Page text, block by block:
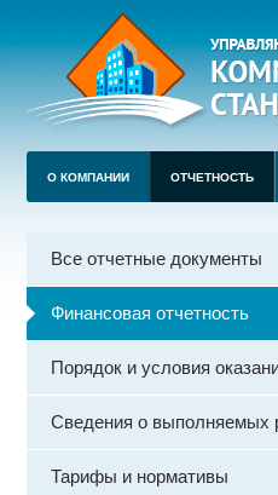
О КОМПАНИИ ОТЧЕТНОСТЬ
Все отчетные документы
Финансовая отчетность
Порядок и условия
Сведения о выполняемых
Тарифы и нормативы